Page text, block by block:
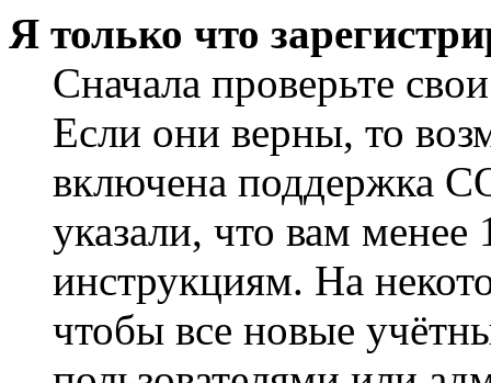
Я только что
Сначала проверьте
Если они верны, то
включена поддержка
указали, что вам
инструкциям. На
чтобы все новые